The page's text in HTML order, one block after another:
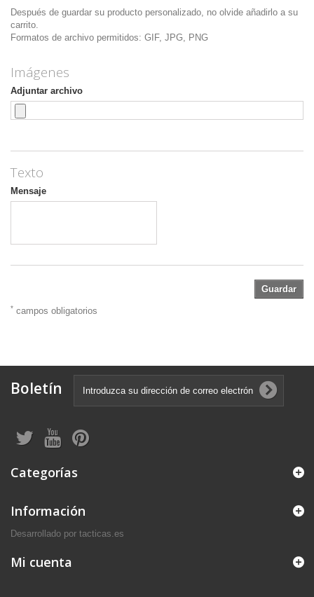
Después de guardar su producto personalizado, no olvide añadirlo a su
carrito.
Formatos de archivo permitidos: GIF, JPG, PNG
Imágenes
Adjuntar archivo
Texto
Mensaje
Guardar
* campos obligatorios
Boletín
Categorías
Información
Desarrollado por tacticas.es
Mi cuenta